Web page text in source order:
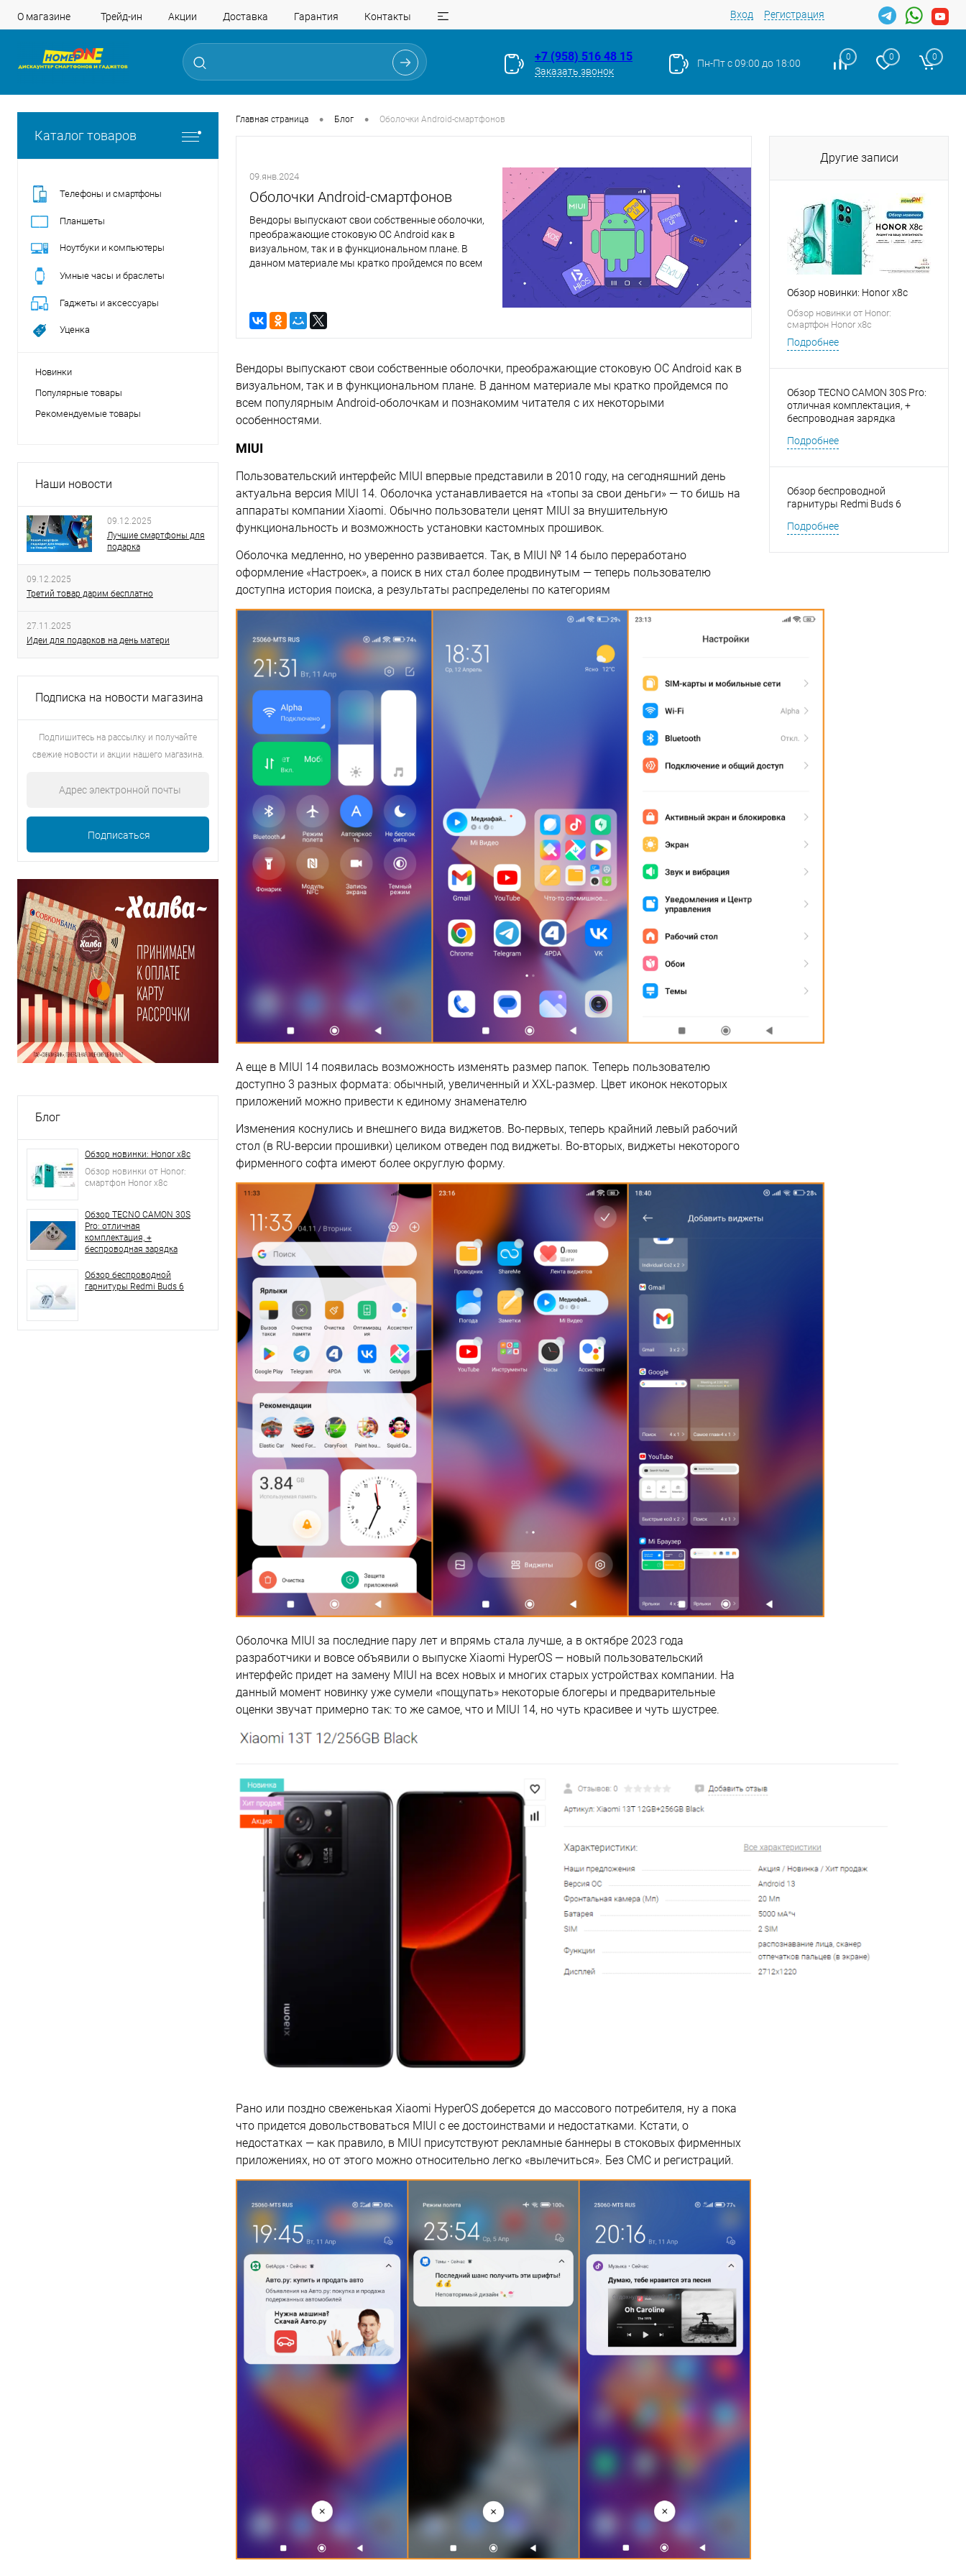
О магазине Трейд-ин Акции Доставка Гарантия Контакты Вход Регистрация
+7 (958) 516 48 15
Заказать звонок
Пн-Пт с 09:00 до 18:00
0 0 0
Каталог товаров
Телефоны и смартфоны
Планшеты
Ноутбуки и компьютеры
Умные часы и браслеты
Гаджеты и аксессуары
Уценка
Новинки
Популярные товары
Рекомендуемые товары
Наши новости
09.12.2025
Лучшие смартфоны для
подарка
09.12.2025
Третий товар дарим бесплатно
27.11.2025
Идеи для подарков на день матери
Подписка на новости магазина
Подпишитесь на рассылку и получайте
свежие новости и акции нашего магазина.
Блог
Обзор новинки: Honor x8c
Обзор новинки от Honor:
смартфон Honor x8c
Обзор TECNO CAMON 30S
Pro: отличная
комплектация, +
беспроводная зарядка
Обзор беспроводной
гарнитуры Redmi Buds 6
Главная страница • Блог • Оболочки Android-смартфонов
09.янв.2024
Оболочки Android-смартфонов
Вендоры выпускают свои собственные оболочки,
преображающие стоковую ОС Android как в
визуальном, так и в функциональном плане. В
данном материале мы кратко пройдемся по всем
Вендоры выпускают свои собственные оболочки, преображающие стоковую ОС Android как в
визуальном, так и в функциональном плане. В данном материале мы кратко пройдемся по
всем популярным Android-оболочкам и познакомим читателя с их некоторыми
особенностями.
MIUI
Пользовательский интерфейс MIUI впервые представили в 2010 году, на сегодняшний день
актуальна версия MIUI 14. Оболочка устанавливается на «топы за свои деньги» — то бишь на
аппараты компании Xiaomi. Обычно пользователи ценят MIUI за внушительную
функциональность и возможность установки кастомных прошивок.
Оболочка медленно, но уверенно развивается. Так, в MIUI № 14 было переработано
оформление «Настроек», а поиск в них стал более продвинутым — теперь пользователю
доступна история поиска, а результаты распределены по категориям
А еще в MIUI 14 появилась возможность изменять размер папок. Теперь пользователю
доступно 3 разных формата: обычный, увеличенный и XXL-размер. Цвет иконок некоторых
приложений можно привести к единому знаменателю
Изменения коснулись и внешнего вида виджетов. Во-первых, теперь крайний левый рабочий
стол (в RU-версии прошивки) целиком отведен под виджеты. Во-вторых, виджеты некоторого
фирменного софта имеют более округлую форму.
Оболочка MIUI за последние пару лет и впрямь стала лучше, а в октябре 2023 года
разработчики и вовсе объявили о выпуске Xiaomi HyperOS — новый пользовательский
интерфейс придет на замену MIUI на всех новых и многих старых устройствах компании. На
данный момент новинку уже сумели «пощупать» некоторые блогеры и предварительные
оценки звучат примерно так: то же самое, что и MIUI 14, но чуть красивее и чуть шустрее.
Рано или поздно свеженькая Xiaomi HyperOS доберется до массового потребителя, ну а пока
что придется довольствоваться MIUI с ее достоинствами и недостатками. Кстати, о
недостатках — как правило, в MIUI присутствуют рекламные баннеры в стоковых фирменных
приложениях, но от этого можно относительно легко «вылечиться». Без СМС и регистраций.
Другие записи
Обзор новинки: Honor x8c
Обзор новинки от Honor:
смартфон Honor x8c
Подробнее
Обзор TECNO CAMON 30S Pro:
отличная комплектация, +
беспроводная зарядка
Подробнее
Обзор беспроводной
гарнитуры Redmi Buds 6
Подробнее